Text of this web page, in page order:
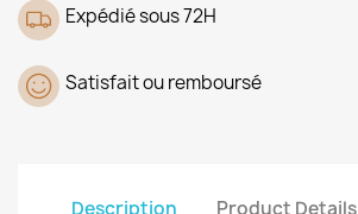
Expédié sous 72H
Satisfait ou remboursé
Description Product Details